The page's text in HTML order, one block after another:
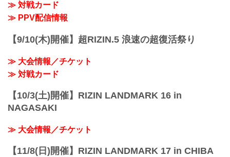
≫ 対戦カード
≫ PPV配信情報
【9/10(木)開催】超RIZIN.5 浪速の超復活祭り
≫ 大会情報／チケット
≫ 対戦カード
【10/3(土)開催】RIZIN LANDMARK 16 in
NAGASAKI
≫ 大会情報／チケット
【11/8(日)開催】RIZIN LANDMARK 17 in CHIBA